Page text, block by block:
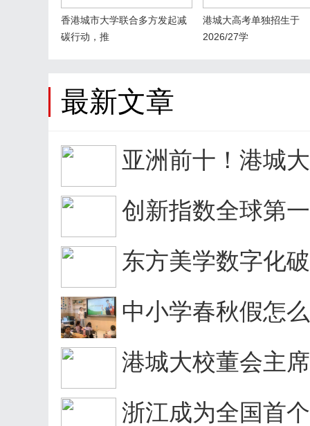
香港城市大学联合多方发起减
碳行动，推
港城大高考单独招生于
2026/27学
最新文章
亚洲前十！港城
创新指数全球第
东方美学数字化
中小学春秋假怎
港城大校董会主
浙江成为全国首